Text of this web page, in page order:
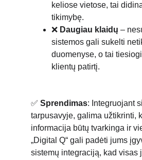
keliose vietose, tai
tikimybę.
❌ Daugiau klaidų –
sistemos gali sukelti
duomenyse, o tai
klientų patirtį.
✅ Sprendimas: Integruojant
tarpusavyje, galima užtikrinti,
informacija būtų tvarkinga ir
„Digital Q“ gali padėti jums
sistemų integraciją, kad visas